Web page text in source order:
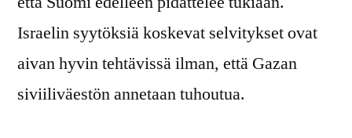
Israelin syytöksiä koskevat selvitykset ovat
aivan hyvin tehtävissä ilman, että Gazan
siviiliväestön annetaan tuhoutua.